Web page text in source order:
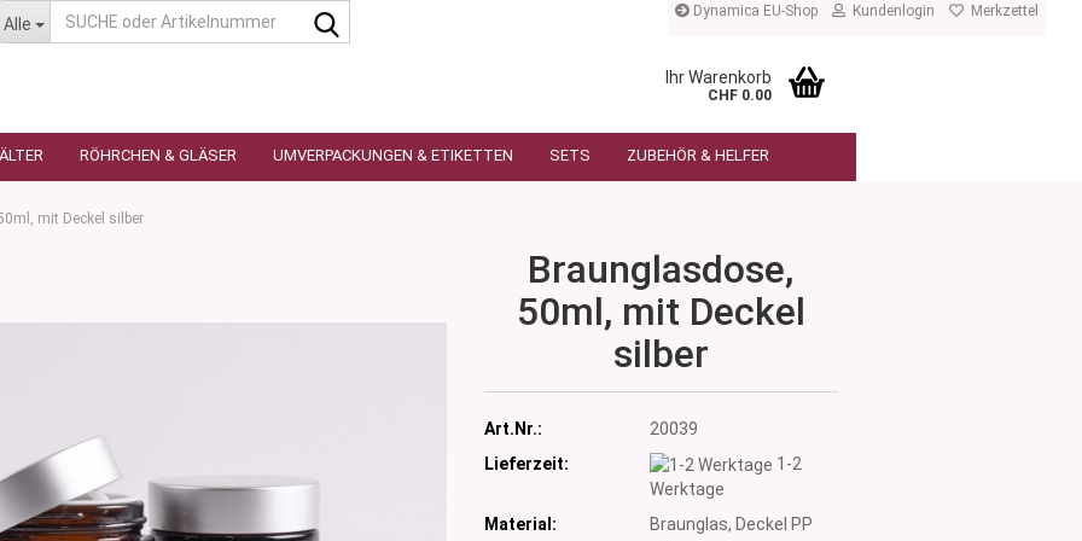
Dynamica EU-Shop Kundenlogin Merkzettel
Alle
Ihr Warenkorb
CHF 0.00
RÖHRCHEN & GLÄSER UMVERPACKUNGEN & ETIKETTEN SETS ZUBEHÖR & HELFER
Glas
mit Deckel silber
Braunglasdose,
50ml, mit Deckel
silber
Art.Nr.:
20039
Lieferzeit:
1-2
Werktage
Material:
Braunglas, Deckel PP